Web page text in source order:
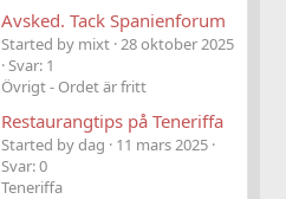
Avsked. Tack Spanienforum
Started by mixt 28 oktober 2025
Svar: 1
Övrigt - Ordet är fritt
Restaurangtips på Teneriffa
Started by dag
11 mars 2025
Svar: 0
Teneriffa